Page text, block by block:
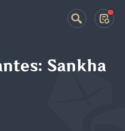
Sankha